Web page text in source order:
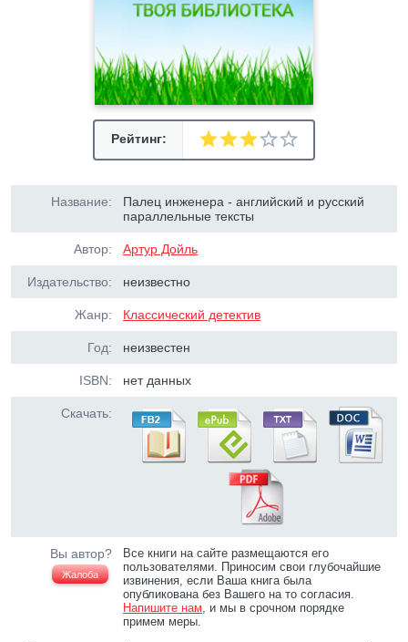
Рейтинг:
Название:
Палец инженера - английский и русский
параллельные тексты
Автор: Артур Дойль
Издательство: неизвестно
Жанр: Классический детектив
Год: неизвестен
ISBN: нет данных
Скачать:
Вы автор?
Жалоба
Все книги на сайте размещаются его
пользователями. Приносим свои глубочайшие
извинения, если Ваша книга была
опубликована без Вашего на то согласия.
Напишите нам, и мы в срочном порядке
примем меры.